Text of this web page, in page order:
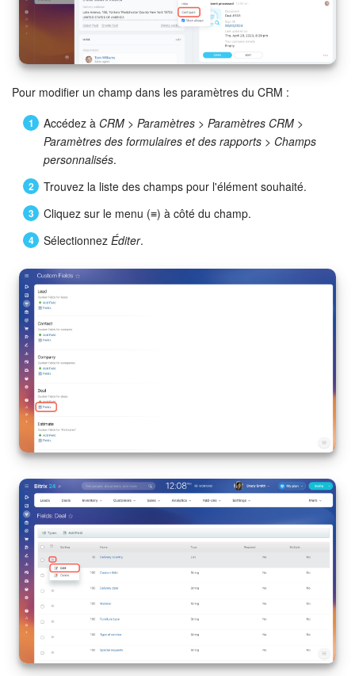
Pour modifier un champ dans les paramètres du CRM :
Accédez à CRM > Paramètres > Paramètres CRM >
Paramètres des formulaires et des rapports > Champs
personnalisés.
Trouvez la liste des champs pour l'élément souhaité.
Cliquez sur le menu (≡) à côté du champ.
Sélectionnez Éditer.